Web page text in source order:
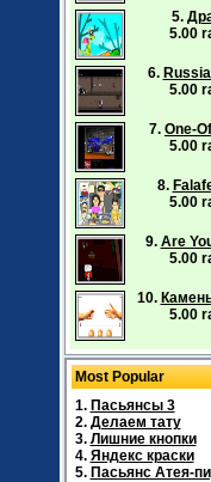
5.
5.00
6.
5.00
7. One-
5.00
8.
5.00
9. Are
5.00
10.
5.00
Most Popular
1. Пасьянсы 3
2. Делаем тату
3. Лишние кнопки
4. Яндекс краски
5. Пасьянс Атея-